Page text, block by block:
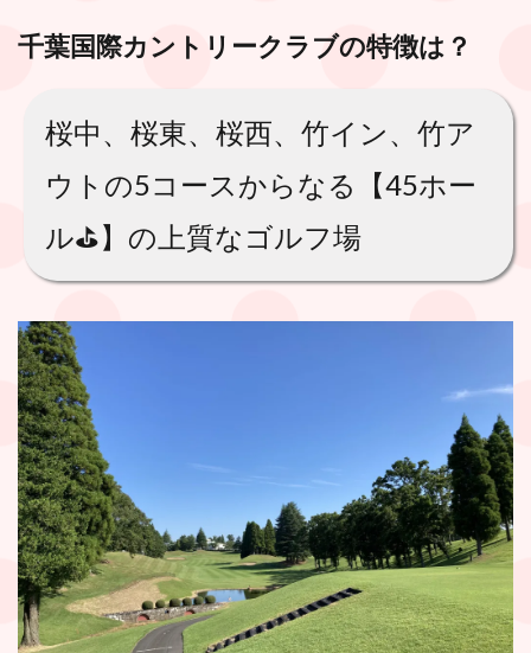
千葉国際カントリークラブの特徴は？
桜中、桜東、桜西、竹イン、竹ア
ウトの5コースからなる【45ホー
ル⛳️】の上質なゴルフ場